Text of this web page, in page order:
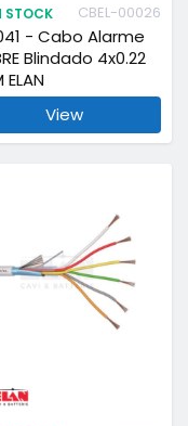
STOCK CBEL-00026
- Cabo Alarme
Blindado 4x0.22
ELAN
View